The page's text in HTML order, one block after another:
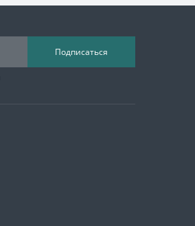
Подписаться